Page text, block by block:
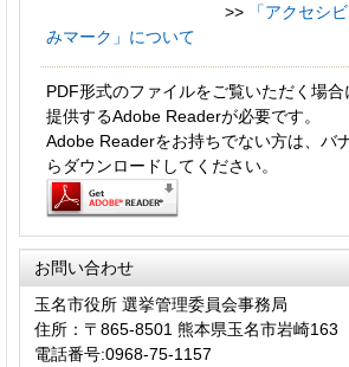
>>
「アクセシ
みマーク」について
PDF形式のファイルをご覧いただく場
提供するAdobe Readerが必要です。
Adobe Readerをお持ちでない方は、バ
らダウンロードしてください。
お問い合わせ
玉名市役所 選挙管理委員会事務局
住所：〒865-8501 熊本県玉名市岩崎163
電話番号:0968-75-1157